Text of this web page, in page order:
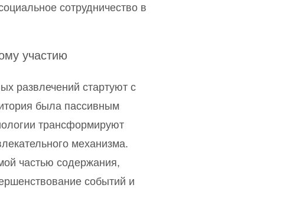
сотрудничество в
участию
развлечений стартуют с
была пассивным
трансформируют
механизма.
частью содержания,
событий и